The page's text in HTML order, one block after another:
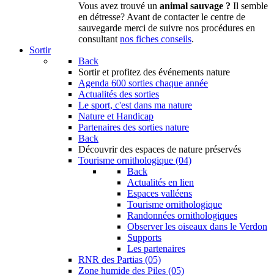
Vous avez trouvé un animal sauvage ? Il semble
en détresse? Avant de contacter le centre de
sauvegarde merci de suivre nos procédures en
consultant nos fiches conseils.
Sortir
Back
Sortir et profitez des événements nature
Agenda 600 sorties chaque année
Actualités des sorties
Le sport, c'est dans ma nature
Nature et Handicap
Partenaires des sorties nature
Back
Découvrir des espaces de nature préservés
Tourisme ornithologique (04)
Back
Actualités en lien
Espaces valléens
Tourisme ornithologique
Randonnées ornithologiques
Observer les oiseaux dans le Verdon
Supports
Les partenaires
RNR des Partias (05)
Zone humide des Piles (05)